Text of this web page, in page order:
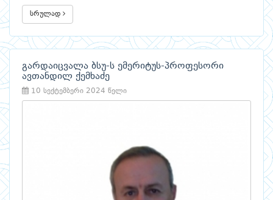
სრულად
გარდაიცვალა ბსუ-ს ემერიტუს-პროფესორი
ავთანდილ ქემხაძე
10 სექტემბერი 2024 წელი